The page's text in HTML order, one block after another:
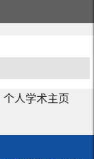
个人学术主页